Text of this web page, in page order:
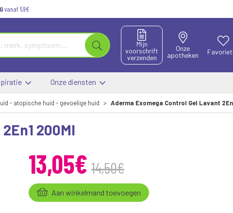
vanaf 59€
Onze
apotheken
Mijn
voorschrift
verzenden
Onze diensten
- atopische huid - gevoelige huid Aderma Exomega Control Gel Lavant
200Ml
13,05€ 14,50€
Aan winkelmand toevoegen